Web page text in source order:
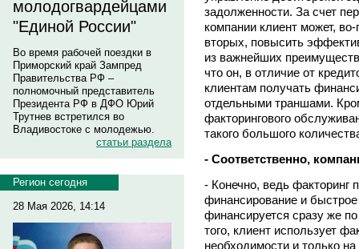
молодогвардейцами
"Единой России"
Во время рабочей поездки в
Приморский край Зампред
Правительства РФ –
полномочный представитель
Президента РФ в ДФО Юрий
Трутнев встретился во
Владивостоке с молодежью.
статьи раздела
Регион сегодня
28 Мая 2026, 14:14
задолженности. За счет
компании клиент может,
вторых, повысить
из важнейших
что он, в отличие от
клиентам получать
отдельными траншами.
факторингового
такого большого
- Соответственно,
- Конечно, ведь факторинг
финансирование и
финансируется сразу же
того, клиент использует
необходимости и только на